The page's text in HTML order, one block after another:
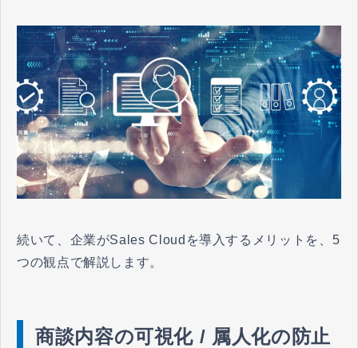
続いて、企業がSales Cloudを導入するメリットを、5
つの観点で解説します。
商談内容の可視化 / 属人化の防止